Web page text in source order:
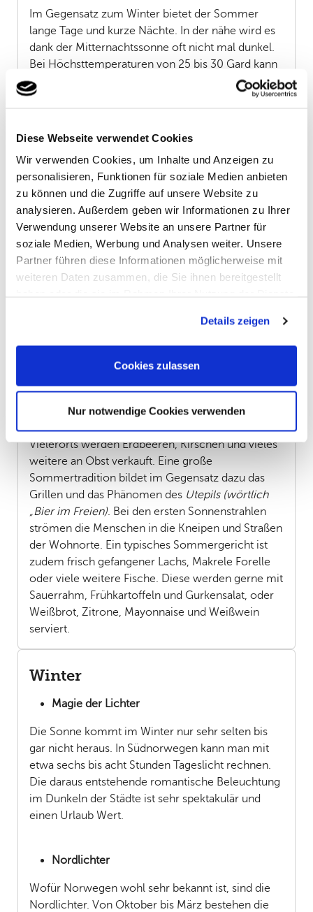
Diese Webseite verwendet Cookies
Wir verwenden Cookies, um Inhalte und Anzeigen zu
personalisieren, Funktionen für soziale Medien anbieten
zu können und die Zugriffe auf unsere Website zu
analysieren. Außerdem geben wir Informationen zu Ihrer
Verwendung unserer Website an unsere Partner für
soziale Medien, Werbung und Analysen weiter. Unsere
Partner führen diese Informationen möglicherweise mit
weiteren Daten zusammen, die Sie ihnen bereitgestellt
Cookies, wenn Sie unsere Webseite weiterhin nutzen.
Details zeigen
Cookies zulassen
Nur notwendige Cookies verwenden
Im Gegensatz zum Winter bietet der Sommer
lange Tage und kurze Nächte. In der nähe wird es
dank der Mitternachtssonne oft nicht mal dunkel.
Bei Höchsttemperaturen von 25 bis 30 Gard kann
man die langen Tage draußen in der Natur
genießen und viel unterwegs sein. Trotzdem
mit sich tragen. In Norwegen gibt es das
sondern nur schlechte Kleidung.“
Outdoor-Aktivitäten
Ab Mai startet das aktive Outdoorleben der
Norweger. Schwimmen, Radfahren, Wandern,
Reiten, Kanufahren, es gibt eine große Bandbreite
man das ganze Land nah an der Natur erleben
Köstlichkeiten im Sommer
Sommer bedeutet sammeln und jagen. Im
Sommer dreht sich alles um Beeren und Grillen.
Vielerorts werden Erdbeeren, Kirschen und vieles
weitere an Obst verkauft. Eine große
Sommertradition bildet im Gegensatz dazu das
Grillen und das Phänomen des Utepils (wörtlich
„Bier im Freien). Bei den ersten Sonnenstrahlen
strömen die Menschen in die Kneipen und Straßen
der Wohnorte. Ein typisches Sommergericht ist
zudem frisch gefangener Lachs, Makrele Forelle
oder viele weitere Fische. Diese werden gerne mit
Sauerrahm, Frühkartoffeln und Gurkensalat, oder
Weißbrot, Zitrone, Mayonnaise und Weißwein
serviert.
Winter
Magie der Lichter
Die Sonne kommt im Winter nur sehr selten bis
gar nicht heraus. In Südnorwegen kann man mit
etwa sechs bis acht Stunden Tageslicht rechnen.
Die daraus entstehende romantische Beleuchtung
im Dunkeln der Städte ist sehr spektakulär und
einen Urlaub Wert.
Nordlichter
Wofür Norwegen wohl sehr bekannt ist, sind die
Nordlichter. Von Oktober bis März bestehen die